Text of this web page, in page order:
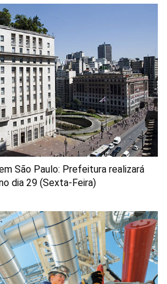
São Paulo: Prefeitura realizará
dia 29 (Sexta-Feira)